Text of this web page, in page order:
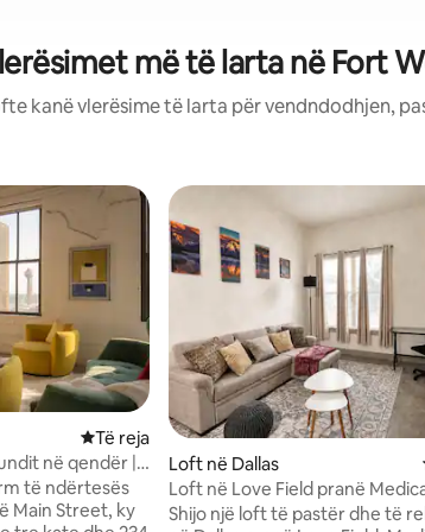
më të larta në Fort
kanë vlerësime të larta për vendndodhjen,
Vendqëndrim i ri
Të reja
në qendër |
të ndërtesës
Main Street, ky
Loft në Dallas
Loft në Love Field pranë
Shijo një loft të pastër dhe të